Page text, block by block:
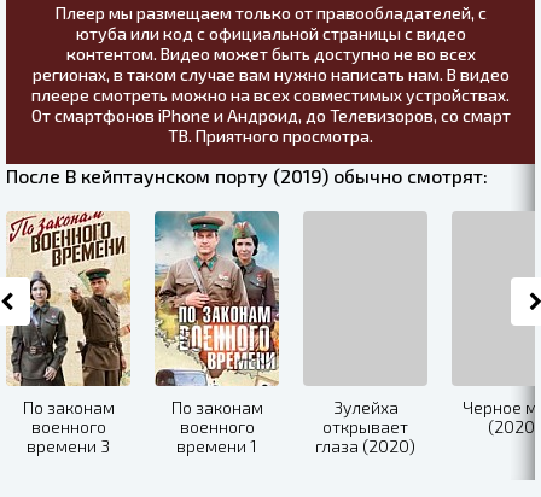
Плеер мы размещаем только от правообладателей, с
ютуба или код с официальной страницы с видео
контентом. Видео может быть доступно не во всех
регионах, в таком случае вам нужно написать нам. В видео
плеере смотреть можно на всех совместимых устройствах.
От смартфонов iPhone и Андроид, до Телевизоров, со смарт
ТВ. Приятного просмотра.
После В кейптаунском порту (2019) обычно смотрят:
По законам
военного
времени 3
По законам
военного
времени 1
Зулейха
открывает
глаза (2020)
Черное
(2020)